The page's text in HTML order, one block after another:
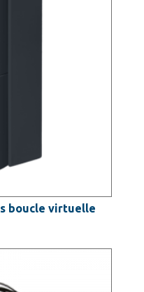
boucle virtuelle